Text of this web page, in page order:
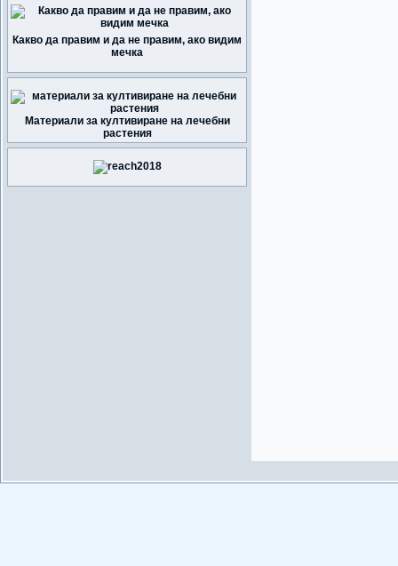
Какво да правим и да не правим, ако видим
мечка
Материали за култивиране на лечебни
растения